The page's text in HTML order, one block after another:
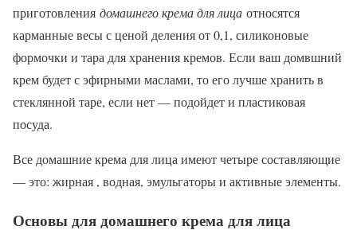
приготовления домашнего крема для лица относятся
карманные весы с ценой деления от 0,1, силиконовые
формочки и тара для хранения кремов. Если ваш домвшний
крем будет с эфирными маслами, то его лучше хранить в
стеклянной таре, если нет — подойдет и пластиковая
посуда.
Все домашние крема для лица имеют четыре составляющие
— это: жирная , водная, эмульгаторы и активные элементы.
Основы для домашнего крема для лица